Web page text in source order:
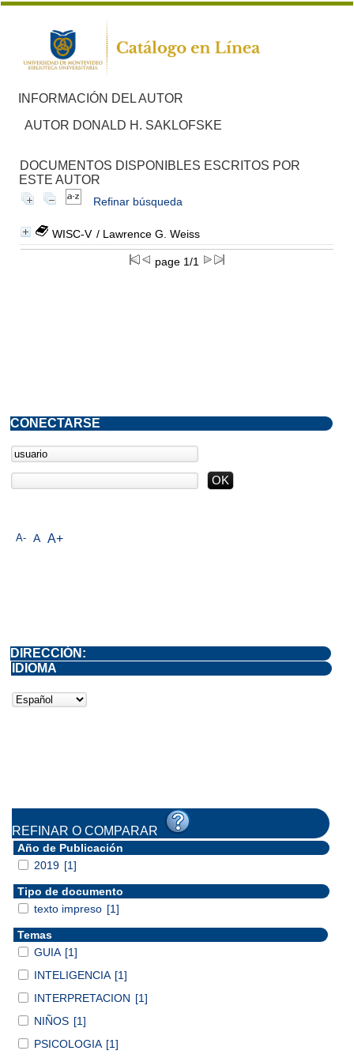
INFORMACIÓN DEL AUTOR
AUTOR DONALD H. SAKLOFSKE
DOCUMENTOS DISPONIBLES ESCRITOS POR
ESTE AUTOR
Refinar búsqueda
WISC-V / Lawrence G. Weiss
page 1/1
A- A A+
CONECTARSE
DIRECCIÓN:
IDIOMA
REFINAR O COMPARAR
Año de Publicación
2019 [1]
Tipo de documento
texto impreso [1]
Temas
GUIA [1]
INTELIGENCIA [1]
INTERPRETACION [1]
NIÑOS [1]
PSICOLOGIA [1]